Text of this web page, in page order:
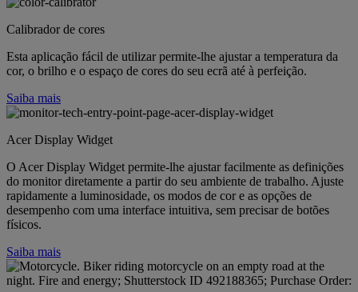
Calibrador de cores
Esta aplicação fácil de utilizar permite-lhe ajustar a temperatura da
cor, o brilho e o espaço de cores do seu ecrã até à perfeição.
Saiba mais
Acer Display Widget
O Acer Display Widget permite-lhe ajustar facilmente as definições
do monitor diretamente a partir do seu ambiente de trabalho. Ajuste
rapidamente a luminosidade, os modos de cor e as opções de
desempenho com uma interface intuitiva, sem precisar de botões
físicos.
Saiba mais